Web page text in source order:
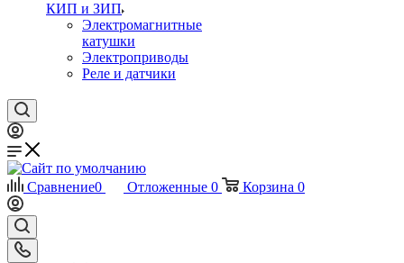
КИП и ЗИП
Электромагнитные
катушки
Электроприводы
Реле и датчики
Сравнение0 Отложенные 0 Корзина 0